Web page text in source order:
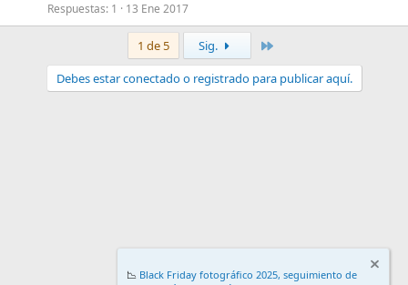
Respuestas 1 13 Ene 2017
1 de 5 Sig.
Debes estar conectado o registrado para publicar aquí.
📉 Black Friday fotográfico 2025, seguimiento de